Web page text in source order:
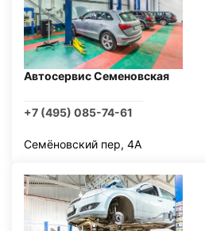
Автосервис Семеновская
+7 (495) 085-74-61
Семёновский пер, 4А